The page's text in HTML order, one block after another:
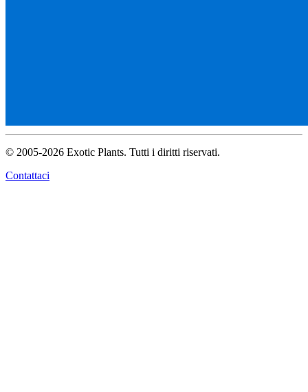
© 2005-2026 Exotic Plants. Tutti i diritti riservati.
Contattaci